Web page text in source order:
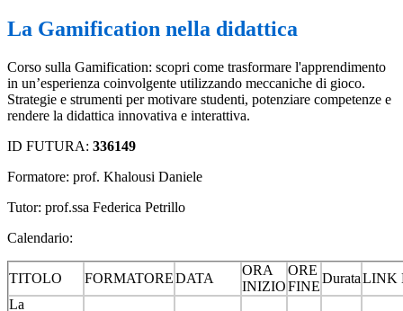
La Gamification nella didattica
Corso sulla Gamification: scopri come trasformare l'apprendimento
in un’esperienza coinvolgente utilizzando meccaniche di gioco.
Strategie e strumenti per motivare studenti, potenziare competenze e
rendere la didattica innovativa e interattiva.
ID FUTURA: 336149
Formatore: prof. Khalousi Daniele
Tutor: prof.ssa Federica Petrillo
Calendario:
TITOLO FORMATOREDATA
ORA
INIZIO
ORE
FINE
DurataLINK
La